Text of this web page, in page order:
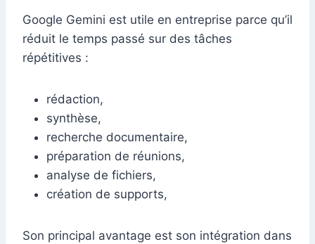
Google Gemini est utile en entreprise parce qu’il
réduit le temps passé sur des tâches
répétitives :
rédaction,
synthèse,
recherche documentaire,
préparation de réunions,
analyse de fichiers,
création de supports,
Son principal avantage est son intégration dans